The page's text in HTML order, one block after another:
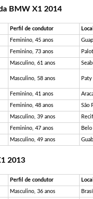
BMW X1 2014
Perfil de condutor
Feminino, 45 anos
Feminino, 73 anos
Masculino, 61 anos
Masculino, 58 anos
Feminino, 41 anos
Feminino, 48 anos São
Masculino, 39 anos
Feminino, 47 anos
Masculino, 49 anos
2013
Perfil de condutor
Masculino, 36 anos